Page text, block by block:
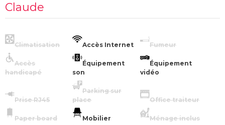
Claude
Climatisation Accès Internet Fumeur
Accès
handicapé
Équipement
son
Équipement
vidéo
Prise RJ45
Parking sur
place
Office traiteur
Paper board Mobilier Ménage inclus